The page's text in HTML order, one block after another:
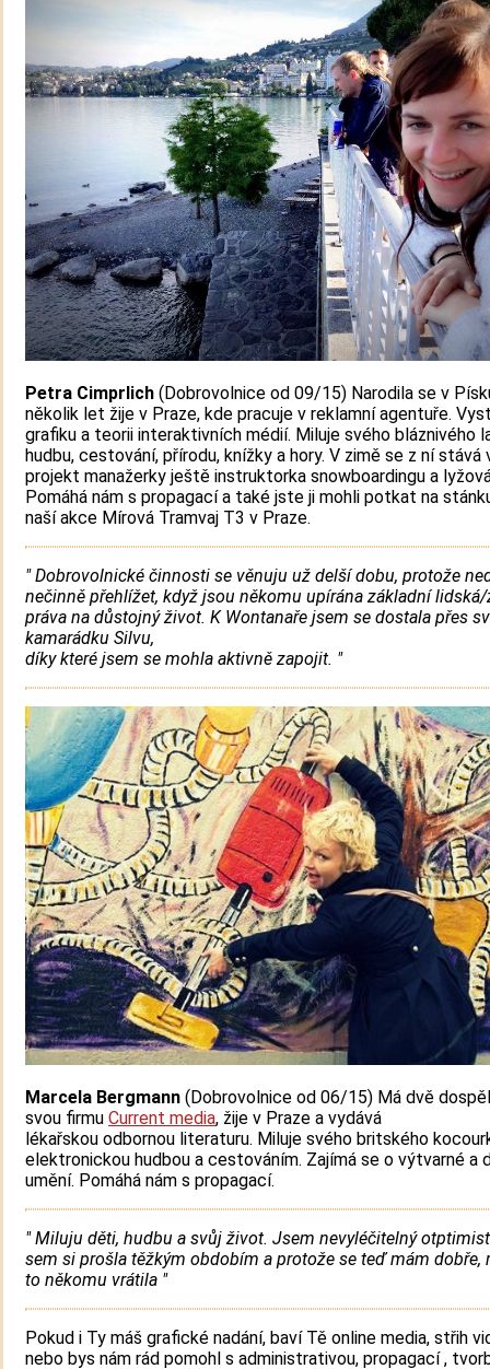
Petra Cimprlich (Dobrovolnice od 09/15) Narodila se v
několik let žije v Praze, kde pracuje v reklamní agentuře.
grafiku a teorii interaktivních médií. Miluje svého bláznivého
hudbu, cestování, přírodu, knížky a hory. V zimě se z ní stává
projekt manažerky ještě instruktorka snowboardingu a
Pomáhá nám s propagací a také jste ji mohli potkat na
naší akce Mírová Tramvaj T3 v Praze.
" Dobrovolnické činnosti se věnuju už delší dobu, protože
nečinně přehlížet, když jsou někomu upírána základní
práva na důstojný život. K Wontanaře jsem se dostala přes
kamarádku Silvu,
díky které jsem se mohla aktivně zapojit. "
Marcela Bergmann (Dobrovolnice od 06/15) Má dvě
svou firmu Current media, žije v Praze a vydává
lékařskou odbornou literaturu. Miluje svého britského
elektronickou hudbou a cestováním. Zajímá se o výtvarné a
umění. Pomáhá nám s propagací.
" Miluju děti, hudbu a svůj život. Jsem nevyléčitelný
sem si prošla těžkým obdobím a protože se teď mám dobře,
to někomu vrátila "
Pokud i Ty máš grafické nadání, baví Tě online media, střih
nebo bys nám rád pomohl s administrativou, propagací ,